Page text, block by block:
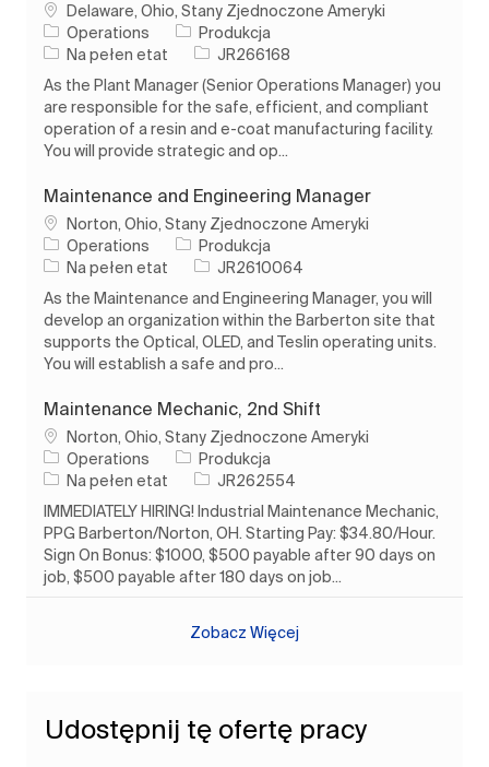
Lokalizacja
Delaware, Ohio, Stany Zjednoczone Ameryki
Operations
Kategoria
Produkcja
Rodzaj pracy
Na pełen etat Identyfikator zadania
JR266168
As the Plant Manager (Senior Operations Manager) you
are responsible for the safe, efficient, and compliant
operation of a resin and e-coat manufacturing facility.
You will provide strategic and op...
Maintenance and Engineering Manager
Lokalizacja
Norton, Ohio, Stany Zjednoczone Ameryki
Operations
Kategoria
Produkcja
Rodzaj pracy
Na pełen etat Identyfikator zadania
JR2610064
As the Maintenance and Engineering Manager, you will
develop an organization within the Barberton site that
supports the Optical, OLED, and Teslin operating units.
You will establish a safe and pro...
Maintenance Mechanic, 2nd Shift
Lokalizacja
Norton, Ohio, Stany Zjednoczone Ameryki
Operations
Kategoria
Produkcja
Rodzaj pracy
Na pełen etat Identyfikator zadania
JR262554
IMMEDIATELY HIRING! Industrial Maintenance Mechanic,
PPG Barberton/Norton, OH. Starting Pay: $34.80/Hour.
Sign On Bonus: $1000, $500 payable after 90 days on
job, $500 payable after 180 days on job...
Zobacz Więcej
Udostępnij tę ofertę pracy